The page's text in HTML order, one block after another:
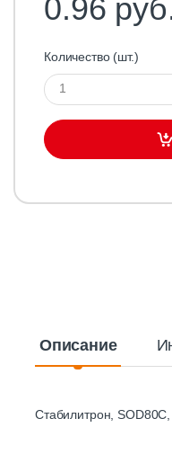
0.96
Количество (шт.)
Описание
Стабилитрон,